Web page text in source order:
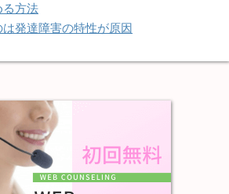
る方法
発達障害の特性が原因